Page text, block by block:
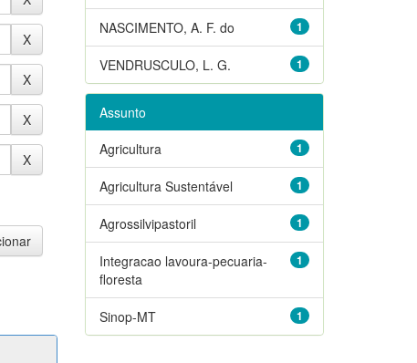
1
NASCIMENTO, A. F. do
1
VENDRUSCULO, L. G.
Assunto
1
Agricultura
1
Agricultura Sustentável
1
Agrossilvipastoril
1
Integracao lavoura-pecuaria-
floresta
1
Sinop-MT